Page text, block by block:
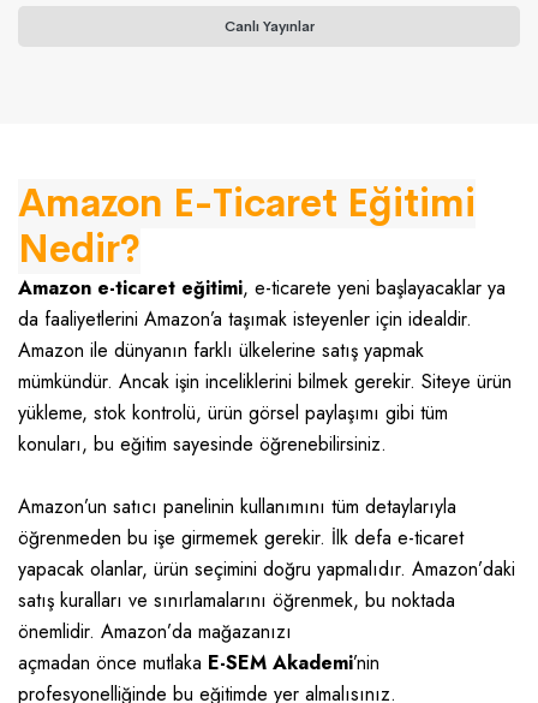
Canlı Yayınlar
Amazon E-Ticaret Eğitimi
Nedir?
Amazon e-ticaret eğitimi, e-ticarete yeni başlayacaklar ya
da faaliyetlerini Amazon’a taşımak isteyenler için idealdir.
Amazon ile dünyanın farklı ülkelerine satış yapmak
mümkündür. Ancak işin inceliklerini bilmek gerekir. Siteye ürün
yükleme, stok kontrolü, ürün görsel paylaşımı gibi tüm
konuları, bu eğitim sayesinde öğrenebilirsiniz.
Amazon’un satıcı panelinin kullanımını tüm detaylarıyla
öğrenmeden bu işe girmemek gerekir. İlk defa e-ticaret
yapacak olanlar, ürün seçimini doğru yapmalıdır. Amazon’daki
satış kuralları ve sınırlamalarını öğrenmek, bu noktada
önemlidir. Amazon’da mağazanızı
açmadan önce mutlaka E-SEM Akademi’nin
profesyonelliğinde bu eğitimde yer almalısınız.